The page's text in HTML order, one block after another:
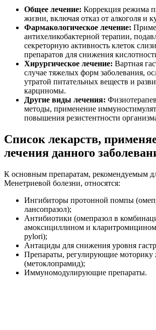
Общее лечение: Коррекция режима
жизни, включая отказ от алкоголя и
Фармакологическое лечение:
антихеликобактерной терапии,
секреторную активность клеток
препаратов для снижения
Хирургическое лечение: Вартная
случае тяжелых форм заболевания,
утратой питательных веществ и
карциномы.
Другие виды лечения:
методы, применение
повышения резистентности
Список лекарств,
лечения данного
К основным препаратам, рекомендуемым
Менетриевой болезни, относятся:
Ингибиторы протонной помпы
лансопразол);
Антибиотики (омепразол в
амоксициллином и
pylori);
Антациды для снижения уровня
Препараты, регулирующие моторику
(метоклопрамид);
Иммуномодулирующие препараты.